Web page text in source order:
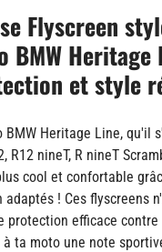
Flyscreen
BMW Heritage
et style
BMW Heritage Line, qu'il
R12 nineT, R nineT
cool et confortable
adaptés ! Ces flyscreens
protection efficace
ta moto une note